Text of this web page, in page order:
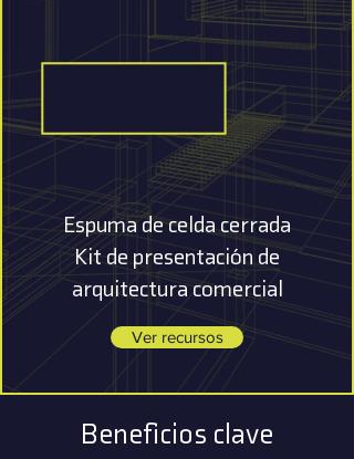
Espuma de celda cerrada
Kit de presentación de
arquitectura comercial
Ver recursos
Beneficios clave